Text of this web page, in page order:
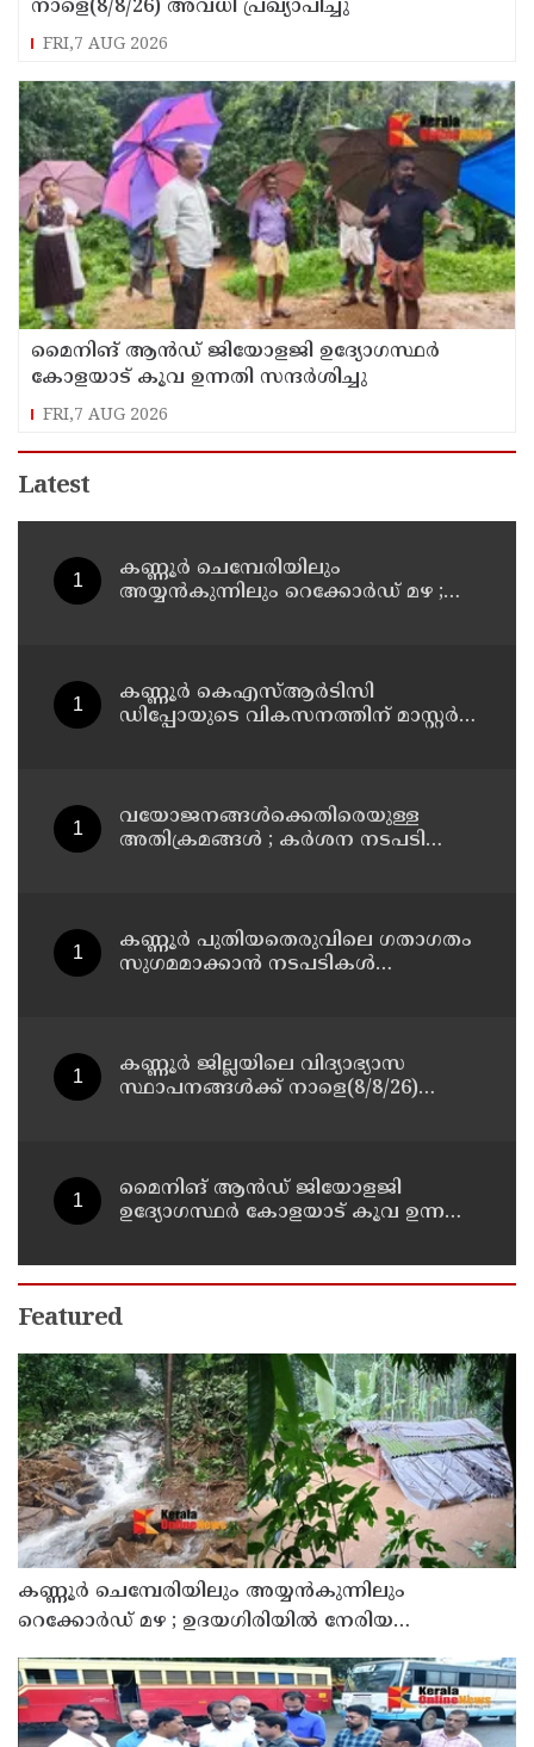
നാളെ(8/8/26) അവധി പ്രഖ്യാപിച്ചു
FRI,7 AUG 2026
മൈനിങ് ആൻഡ്​ ജിയോളജി ഉദ്യോഗസ്ഥർ
കോളയാട് കൂവ ഉന്നതി സന്ദർശിച്ചു
FRI,7 AUG 2026
Latest
കണ്ണൂർ ചെമ്പേരിയിലും
അയ്യൻകുന്നിലും റെക്കോർഡ് മഴ ;
കണ്ണൂർ കെഎസ്ആർടിസി
ഡിപ്പോയുടെ വികസനത്തിന് മാസ്റ്റർ
വയോജനങ്ങൾക്കെതിരെയുള്ള
അതിക്രമങ്ങൾ ; കർശന നടപടി
കണ്ണൂർ പുതിയതെരുവിലെ ഗതാഗതം
സുഗമമാക്കാന്‍ നടപടികള്‍
കണ്ണൂർ ജില്ലയിലെ വിദ്യാഭ്യാസ
സ്ഥാപനങ്ങള്‍ക്ക് നാളെ(8/8/26)
മൈനിങ് ആൻഡ്​ ജിയോളജി
ഉദ്യോഗസ്ഥർ കോളയാട് കൂവ ഉന്നതി
Featured
കണ്ണൂർ ചെമ്പേരിയിലും അയ്യൻകുന്നിലും
റെക്കോർഡ് മഴ ; ഉദയഗിരിയിൽ നേരിയ
ഉരുൾപൊട്ടൽ; 13 പേരെ ക്യാമ്പിലേക്ക് മാറ്റി